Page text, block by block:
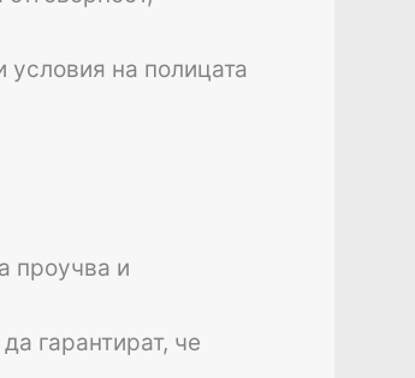
условия на полицата
проучва и
гарантират, че